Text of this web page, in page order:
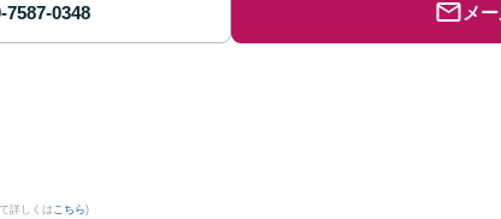
メ
詳しくは こちら)